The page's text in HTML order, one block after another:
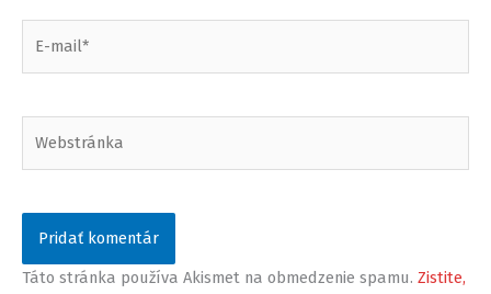
Táto stránka používa Akismet na obmedzenie spamu. Zistite,